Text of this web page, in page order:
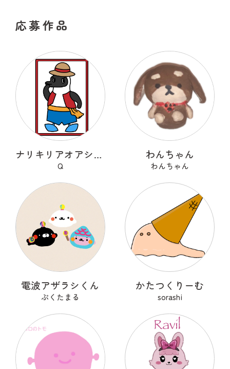
応募作品
ナリキリアオアシカツオドリ
Q
わんちゃん
わんちゃん
電波アザラシくん
ぷくたまる
かたつくりーむ
sorashi